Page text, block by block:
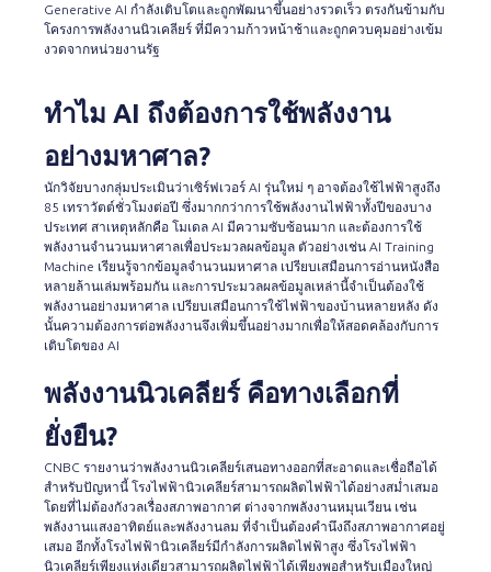
Generative AI กำลังเติบโตและถูกพัฒนาขึ้นอย่างรวดเร็ว ตรงกันข้ามกับ
โครงการพลังงานนิวเคลียร์ ที่มีความก้าวหน้าช้าและถูกควบคุมอย่างเข้ม
งวดจากหน่วยงานรัฐ
ทำไม AI ถึงต้องการใช้พลังงาน
อย่างมหาศาล?
นักวิจัยบางกลุ่มประเมินว่าเซิร์ฟเวอร์ AI รุ่นใหม่ ๆ อาจต้องใช้ไฟฟ้าสูงถึง
85 เทราวัตต์ชั่วโมงต่อปี ซึ่งมากกว่าการใช้พลังงานไฟฟ้าทั้งปีของบาง
ประเทศ สาเหตุหลักคือ โมเดล AI มีความซับซ้อนมาก และต้องการใช้
พลังงานจำนวนมหาศาลเพื่อประมวลผลข้อมูล ตัวอย่างเช่น AI Training
Machine เรียนรู้จากข้อมูลจำนวนมหาศาล เปรียบเสมือนการอ่านหนังสือ
หลายล้านเล่มพร้อมกัน และการประมวลผลข้อมูลเหล่านี้จำเป็นต้องใช้
พลังงานอย่างมหาศาล เปรียบเสมือนการใช้ไฟฟ้าของบ้านหลายหลัง ดัง
นั้นความต้องการต่อพลังงานจึงเพิ่มขึ้นอย่างมากเพื่อให้สอดคล้องกับการ
เติบโตของ AI
พลังงานนิวเคลียร์ คือทางเลือกที่
ยั่งยืน?
CNBC รายงานว่าพลังงานนิวเคลียร์เสนอทางออกที่สะอาดและเชื่อถือได้
สำหรับปัญหานี้ โรงไฟฟ้านิวเคลียร์สามารถผลิตไฟฟ้าได้อย่างสม่ำเสมอ
โดยที่ไม่ต้องกังวลเรื่องสภาพอากาศ ต่างจากพลังงานหมุนเวียน เช่น
พลังงานแสงอาทิตย์และพลังงานลม ที่จำเป็นต้องคำนึงถึงสภาพอากาศอยู่
เสมอ อีกทั้งโรงไฟฟ้านิวเคลียร์มีกำลังการผลิตไฟฟ้าสูง ซึ่งโรงไฟฟ้า
นิวเคลียร์เพียงแห่งเดียวสามารถผลิตไฟฟ้าได้เพียงพอสำหรับเมืองใหญ่